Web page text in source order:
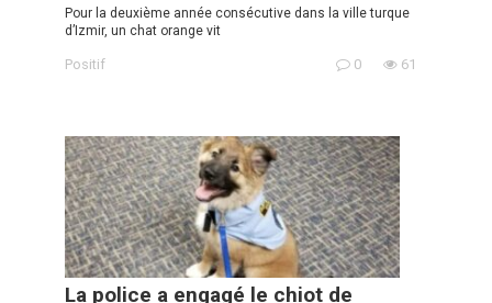
Pour la deuxième année consécutive dans la ville turque
d’Izmir, un chat orange vit
Positif 0 61
La police a engagé le chiot de